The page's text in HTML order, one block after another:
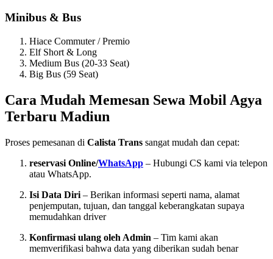
Minibus & Bus
Hiace Commuter / Premio
Elf Short & Long
Medium Bus (20-33 Seat)
Big Bus (59 Seat)
Cara Mudah Memesan Sewa Mobil Agya
Terbaru Madiun
Proses pemesanan di Calista Trans sangat mudah dan cepat:
reservasi Online/WhatsApp – Hubungi CS kami via telepon
atau WhatsApp.
Isi Data Diri – Berikan informasi seperti nama, alamat
penjemputan, tujuan, dan tanggal keberangkatan supaya
memudahkan driver
Konfirmasi ulang oleh Admin – Tim kami akan
memverifikasi bahwa data yang diberikan sudah benar